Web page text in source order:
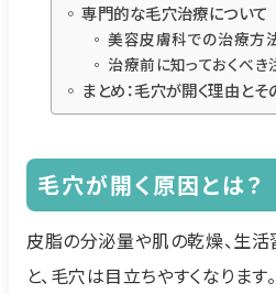
専門的な毛穴治療について
美容皮膚科での治療方
治療前に知っておくべき
まとめ：毛穴が開く理由と
毛穴が開く原因とは？
皮脂の分泌量や肌の乾燥、生
と、毛穴は目立ちやすくなります。